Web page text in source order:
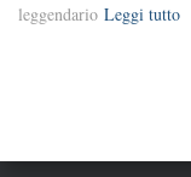
leggendario Leggi tutto